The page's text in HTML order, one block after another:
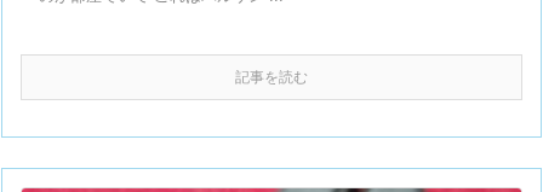
記事を読む